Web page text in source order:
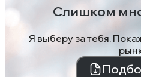
Слишком
Я выберу за тебя.